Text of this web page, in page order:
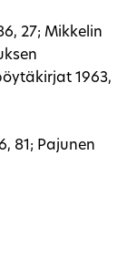
27; Mikkelin
1963,
81; Pajunen